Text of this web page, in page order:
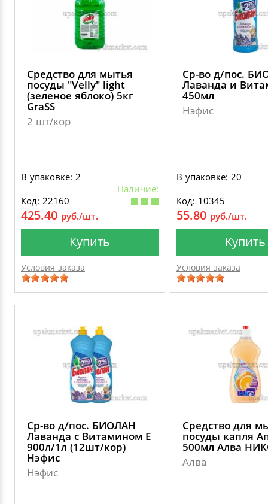
ПАКЕТЫ СЛАЙДЕРЫ И ЗИПЛОКИ ( ZIP
ПАКЕТЫ ПОЛИПРОПИЛЕНОВЫЕ
ПАКЕТЫ С ПЕТЛЕВЫМИ РУЧКАМИ
ПЛАСТИКОВЫЕ И БУМАЖНЫЕ ПАКЕТЫ
КУРЬЕРСКИЕ И ПОЧТОВЫЕ ПАКЕТЫ
ДЕКОРАТИВНЫЕ УКРАШЕНИЯ
УПАКОВКА ДЛЯ ТОРТОВ
УПАКОВКА ДЛЯ ЯИЦ
ВАТНО-БУМАЖНАЯ ПРОДУКЦИЯ
САЛФЕТКИ, ПОЛОТЕНЦА
САЛФЕТКИ ВЛАЖНЫЕ
ТУАЛЕТНАЯ БУМАГА
ИЗОЛЕНТЫ
КРЕППИРОВАННЫЕ ЛЕНТЫ
СКЛАДСКАЯ УПАКОВКА
СТИРАЛЬНЫЕ ПОРОШКИ
КОНДИЦИОНЕРЫ ДЛЯ БЕЛЬЯ
СРЕДСТВА ДЛЯ УБОРКИ И ЧИСТКИ
СРЕДСТВА ДЛЯ МЫТЬЯ ПОСУДЫ
СИНЕРГЕТИК
АВТОХИМИЯ
Средство для мытья
посуды "Velly" light
(зеленое яблоко) 5кг
GraSS
2 шт/кор
В упаковке: 2
Наличие:
Код: 22160
425.40 руб./шт.
Купить
Условия заказа
Ср-во д/пос.
Лаванда и
450мл
Нэфис
В упаковке: 20
Код: 10345
55.80 руб./шт.
Купить
Условия заказа
Ср-во д/пос. БИОЛАН
Лаванда с Витамином Е
900л/1л (12шт/кор)
Нэфис
Нэфис
Средство для
посуды капля
500мл Алва
Алва